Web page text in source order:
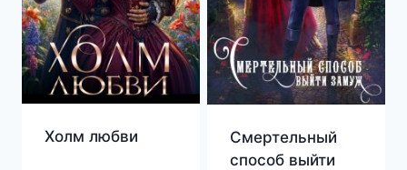
Холм любви
Смертельный
способ выйти